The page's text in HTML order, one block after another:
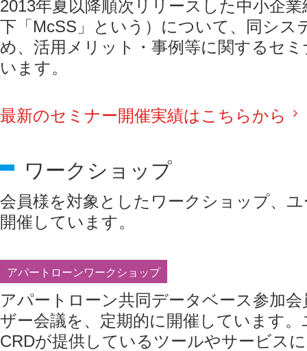
2013年夏以降順次リリースした中小企
下「McSS」という）について、同シス
め、活用メリット・事例等に関するセ
います。
最新のセミナー開催実績はこちらから
ワークショップ
会員様を対象としたワークショップ、
開催しています。
アパートローンワークショップ
アパートローン共同データベース参加
ザー会議を、定期的に開催しています
CRDが提供しているツールやサービス